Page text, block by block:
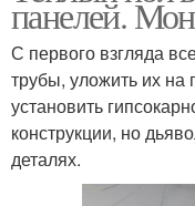
панелей.
С первого взгляда
трубы, уложить их на
установить
конструкции, но
деталях.